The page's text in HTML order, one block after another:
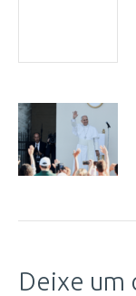
Deixe um